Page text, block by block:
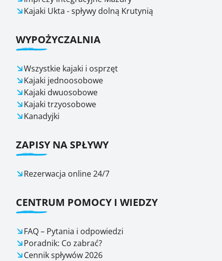
Kajaki Ukta - spływy dolną Krutynią
WYPOŻYCZALNIA
Wszystkie kajaki i osprzęt
Kajaki jednoosobowe
Kajaki dwuosobowe
Kajaki trzyosobowe
Kanadyjki
ZAPISY NA SPŁYWY
Rezerwacja online 24/7
CENTRUM POMOCY I WIEDZY
FAQ – Pytania i odpowiedzi
Poradnik: Co zabrać?
Cennik spływów 2026